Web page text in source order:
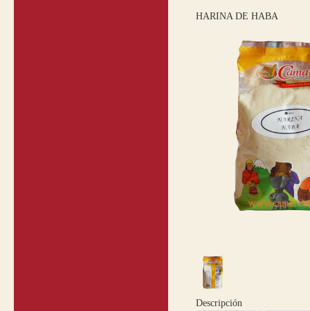
HARINA DE HABA
Descripción